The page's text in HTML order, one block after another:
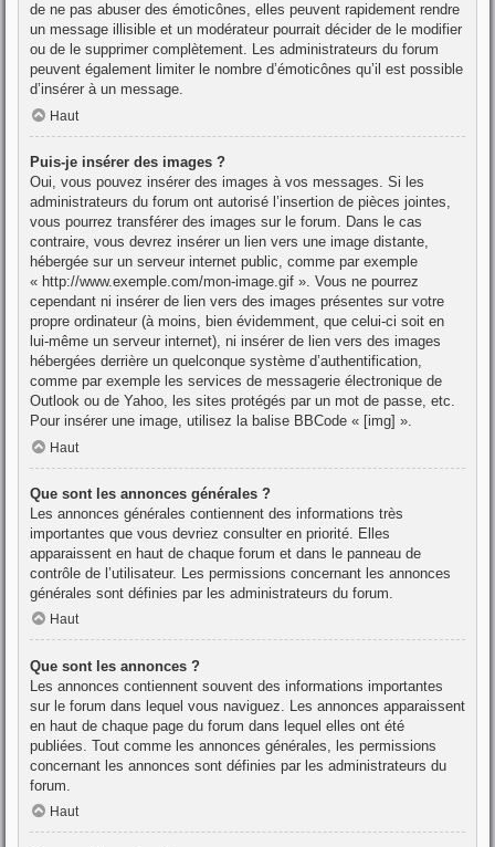
de ne pas abuser des émoticônes, elles peuvent rapidement rendre
un message illisible et un modérateur pourrait décider de le modifier
ou de le supprimer complètement. Les administrateurs du forum
peuvent également limiter le nombre d’émoticônes qu’il est possible
d’insérer à un message.
Haut
Puis-je insérer des images ?
Oui, vous pouvez insérer des images à vos messages. Si les
administrateurs du forum ont autorisé l’insertion de pièces jointes,
vous pourrez transférer des images sur le forum. Dans le cas
contraire, vous devrez insérer un lien vers une image distante,
hébergée sur un serveur internet public, comme par exemple
« http://www.exemple.com/mon-image.gif ». Vous ne pourrez
cependant ni insérer de lien vers des images présentes sur votre
propre ordinateur (à moins, bien évidemment, que celui-ci soit en
lui-même un serveur internet), ni insérer de lien vers des images
hébergées derrière un quelconque système d’authentification,
comme par exemple les services de messagerie électronique de
Outlook ou de Yahoo, les sites protégés par un mot de passe, etc.
Pour insérer une image, utilisez la balise BBCode « [img] ».
Haut
Que sont les annonces générales ?
Les annonces générales contiennent des informations très
importantes que vous devriez consulter en priorité. Elles
apparaissent en haut de chaque forum et dans le panneau de
contrôle de l’utilisateur. Les permissions concernant les annonces
générales sont définies par les administrateurs du forum.
Haut
Que sont les annonces ?
Les annonces contiennent souvent des informations importantes
sur le forum dans lequel vous naviguez. Les annonces apparaissent
en haut de chaque page du forum dans lequel elles ont été
publiées. Tout comme les annonces générales, les permissions
concernant les annonces sont définies par les administrateurs du
forum.
Haut